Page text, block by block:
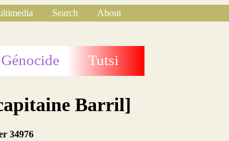
Search
About
Génocide Tutsi
Barril]
34976